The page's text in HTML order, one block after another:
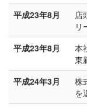
平成23年8月
店
リ
平成23年8月
本
東
平成24年3月
株
を